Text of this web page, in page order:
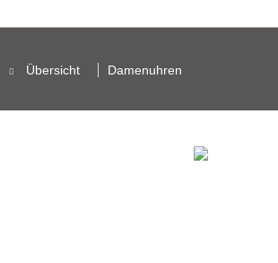
Übersicht Damenuhren